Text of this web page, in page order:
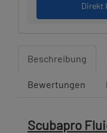
Direkt
Beschreibung
Bewertungen
Scubapro